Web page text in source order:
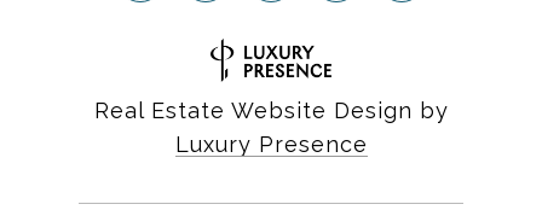
Real Estate Website Design by
Luxury Presence